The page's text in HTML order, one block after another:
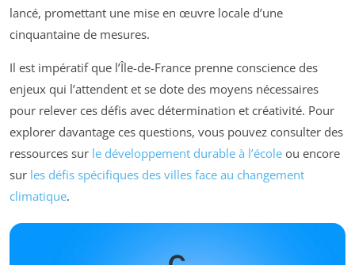
lancé, promettant une mise en œuvre locale d’une
cinquantaine de mesures.
Il est impératif que l’Île-de-France prenne conscience des
enjeux qui l’attendent et se dote des moyens nécessaires
pour relever ces défis avec détermination et créativité. Pour
explorer davantage ces questions, vous pouvez consulter des
ressources sur le développement durable à l’école ou encore
sur les défis spécifiques des villes face au changement
climatique.